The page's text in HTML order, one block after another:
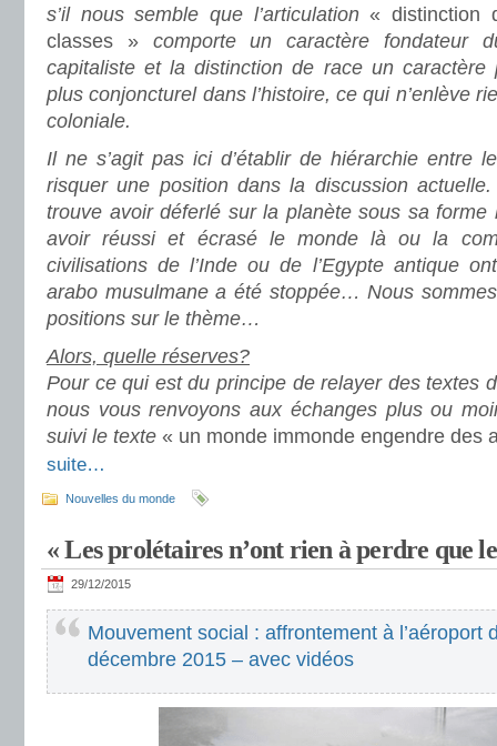
s’il nous semble que l’articulation« distinction
classes »comporte un caractère fondateur
capitaliste et la distinction de race un caractère
plus conjoncturel dans l’histoire, ce qui n’enlève
coloniale.
Il ne s’agit pas ici d’établir de hiérarchie entre
risquer une position dans la discussion
trouve avoir déferlé sur la planète sous sa forme
avoir réussi et écrasé le monde là ou la
civilisations de l’Inde ou de l’Egypte antique
arabo musulmane a été stoppée… Nous
positions sur le thème…
Alors, quelle réserves?
Pour ce qui est du principe de relayer des textes
nous vous renvoyons aux échanges plus ou
suivi le texte « un monde immonde engendre des
suite…
Nouvelles du monde
« Les prolétaires n’ont rien à perdre que
29/12/2015
Mouvement social : affrontement à l’aéroport
décembre 2015 – avec vidéos